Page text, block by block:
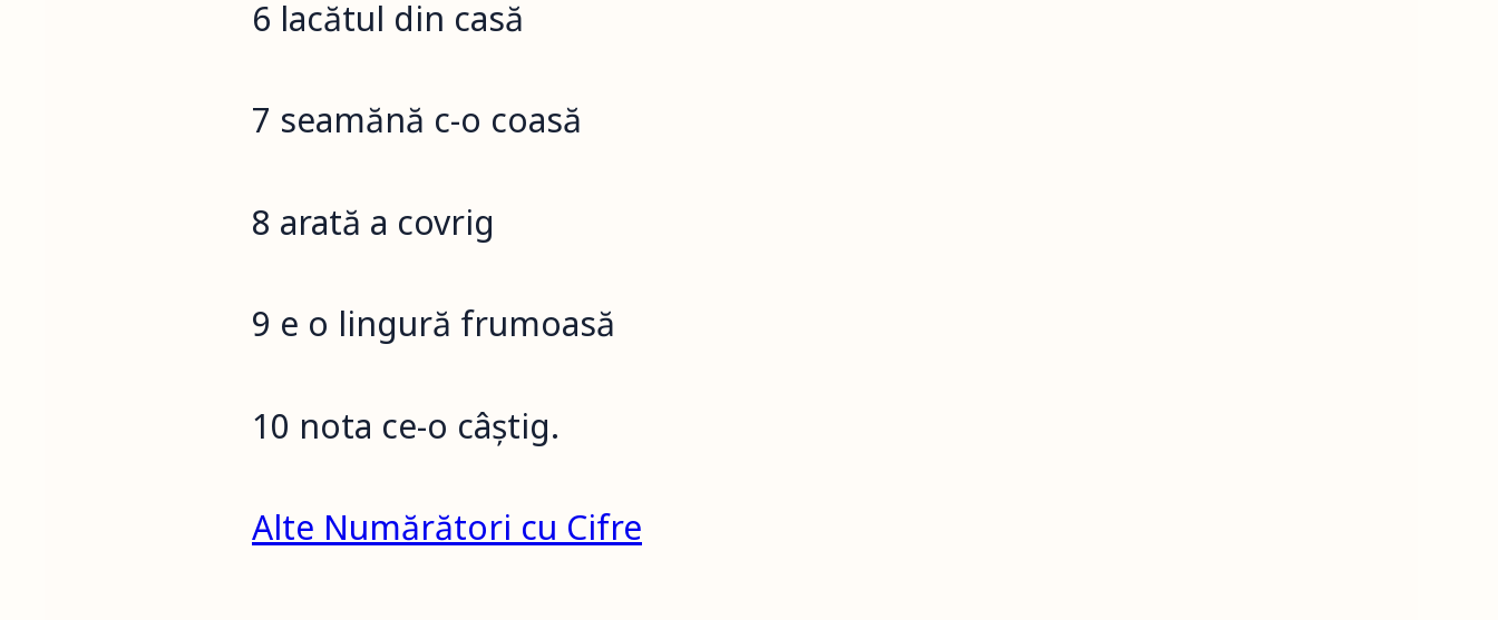
6 lacătul din casă
7 seamănă c-o coasă
8 arată a covrig
9 e o lingură frumoasă
10 nota ce-o câștig.
Alte Numărători cu Cifre